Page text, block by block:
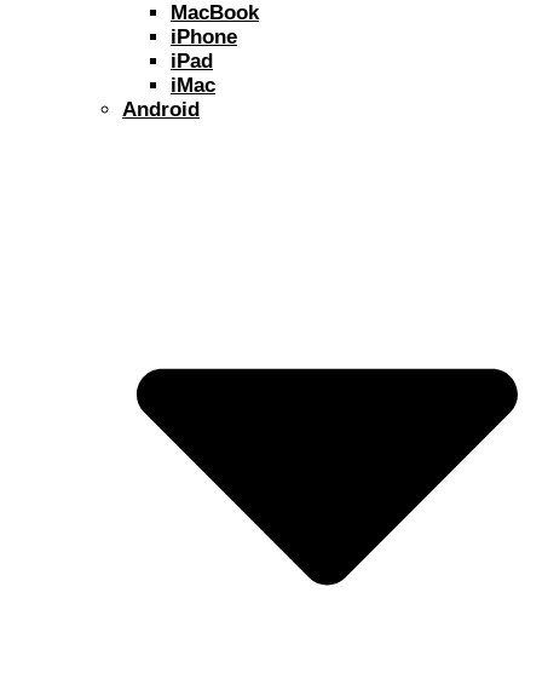
MacBook
iPhone
iPad
iMac
Android